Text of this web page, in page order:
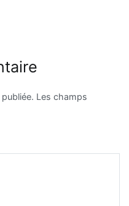
Les champs